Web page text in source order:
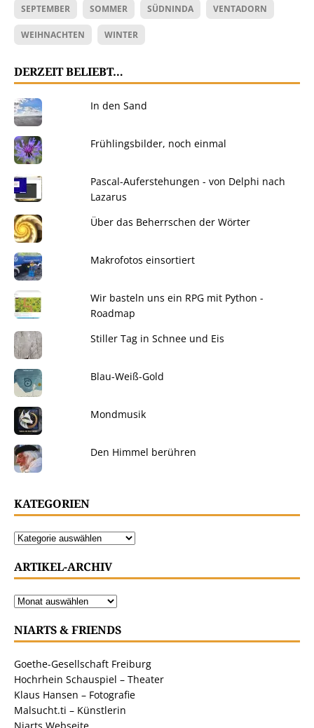
SEPTEMBER SOMMER SÜDNINDA VENTADORN
WEIHNACHTEN WINTER
DERZEIT BELIEBT…
In den Sand
Frühlingsbilder, noch einmal
Pascal-Auferstehungen - von Delphi nach
Lazarus
Über das Beherrschen der Wörter
Makrofotos einsortiert
Wir basteln uns ein RPG mit Python -
Roadmap
Stiller Tag in Schnee und Eis
Blau-Weiß-Gold
Mondmusik
Den Himmel berühren
KATEGORIEN
ARTIKEL-ARCHIV
NIARTS & FRIENDS
Goethe-Gesellschaft Freiburg
Hochrhein Schauspiel – Theater
Klaus Hansen – Fotografie
Malsucht.ti – Künstlerin